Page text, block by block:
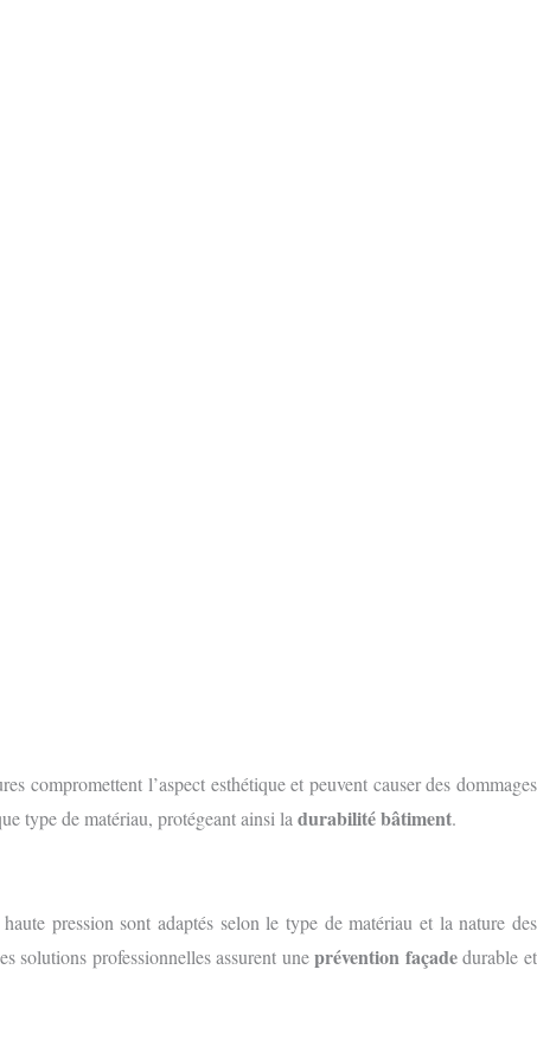
compromettent l’aspect esthétique et peuvent causer des dommages
type de matériau, protégeant ainsi la durabilité bâtiment.
pression sont adaptés selon le type de matériau et la nature des
solutions professionnelles assurent uneprévention façadedurable et